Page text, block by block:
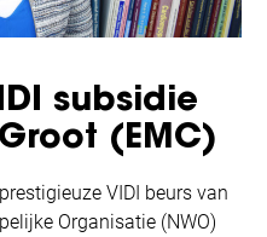
subsidie
(EMC)
VIDI beurs van
Organisatie (NWO)